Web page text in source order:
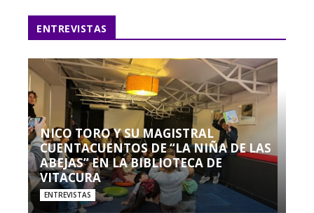
ENTREVISTAS
NICO TORO Y SU MAGISTRAL
CUENTACUENTOS DE “LA NIÑA DE LAS
ABEJAS” EN LA BIBLIOTECA DE
VITACURA
ENTREVISTAS